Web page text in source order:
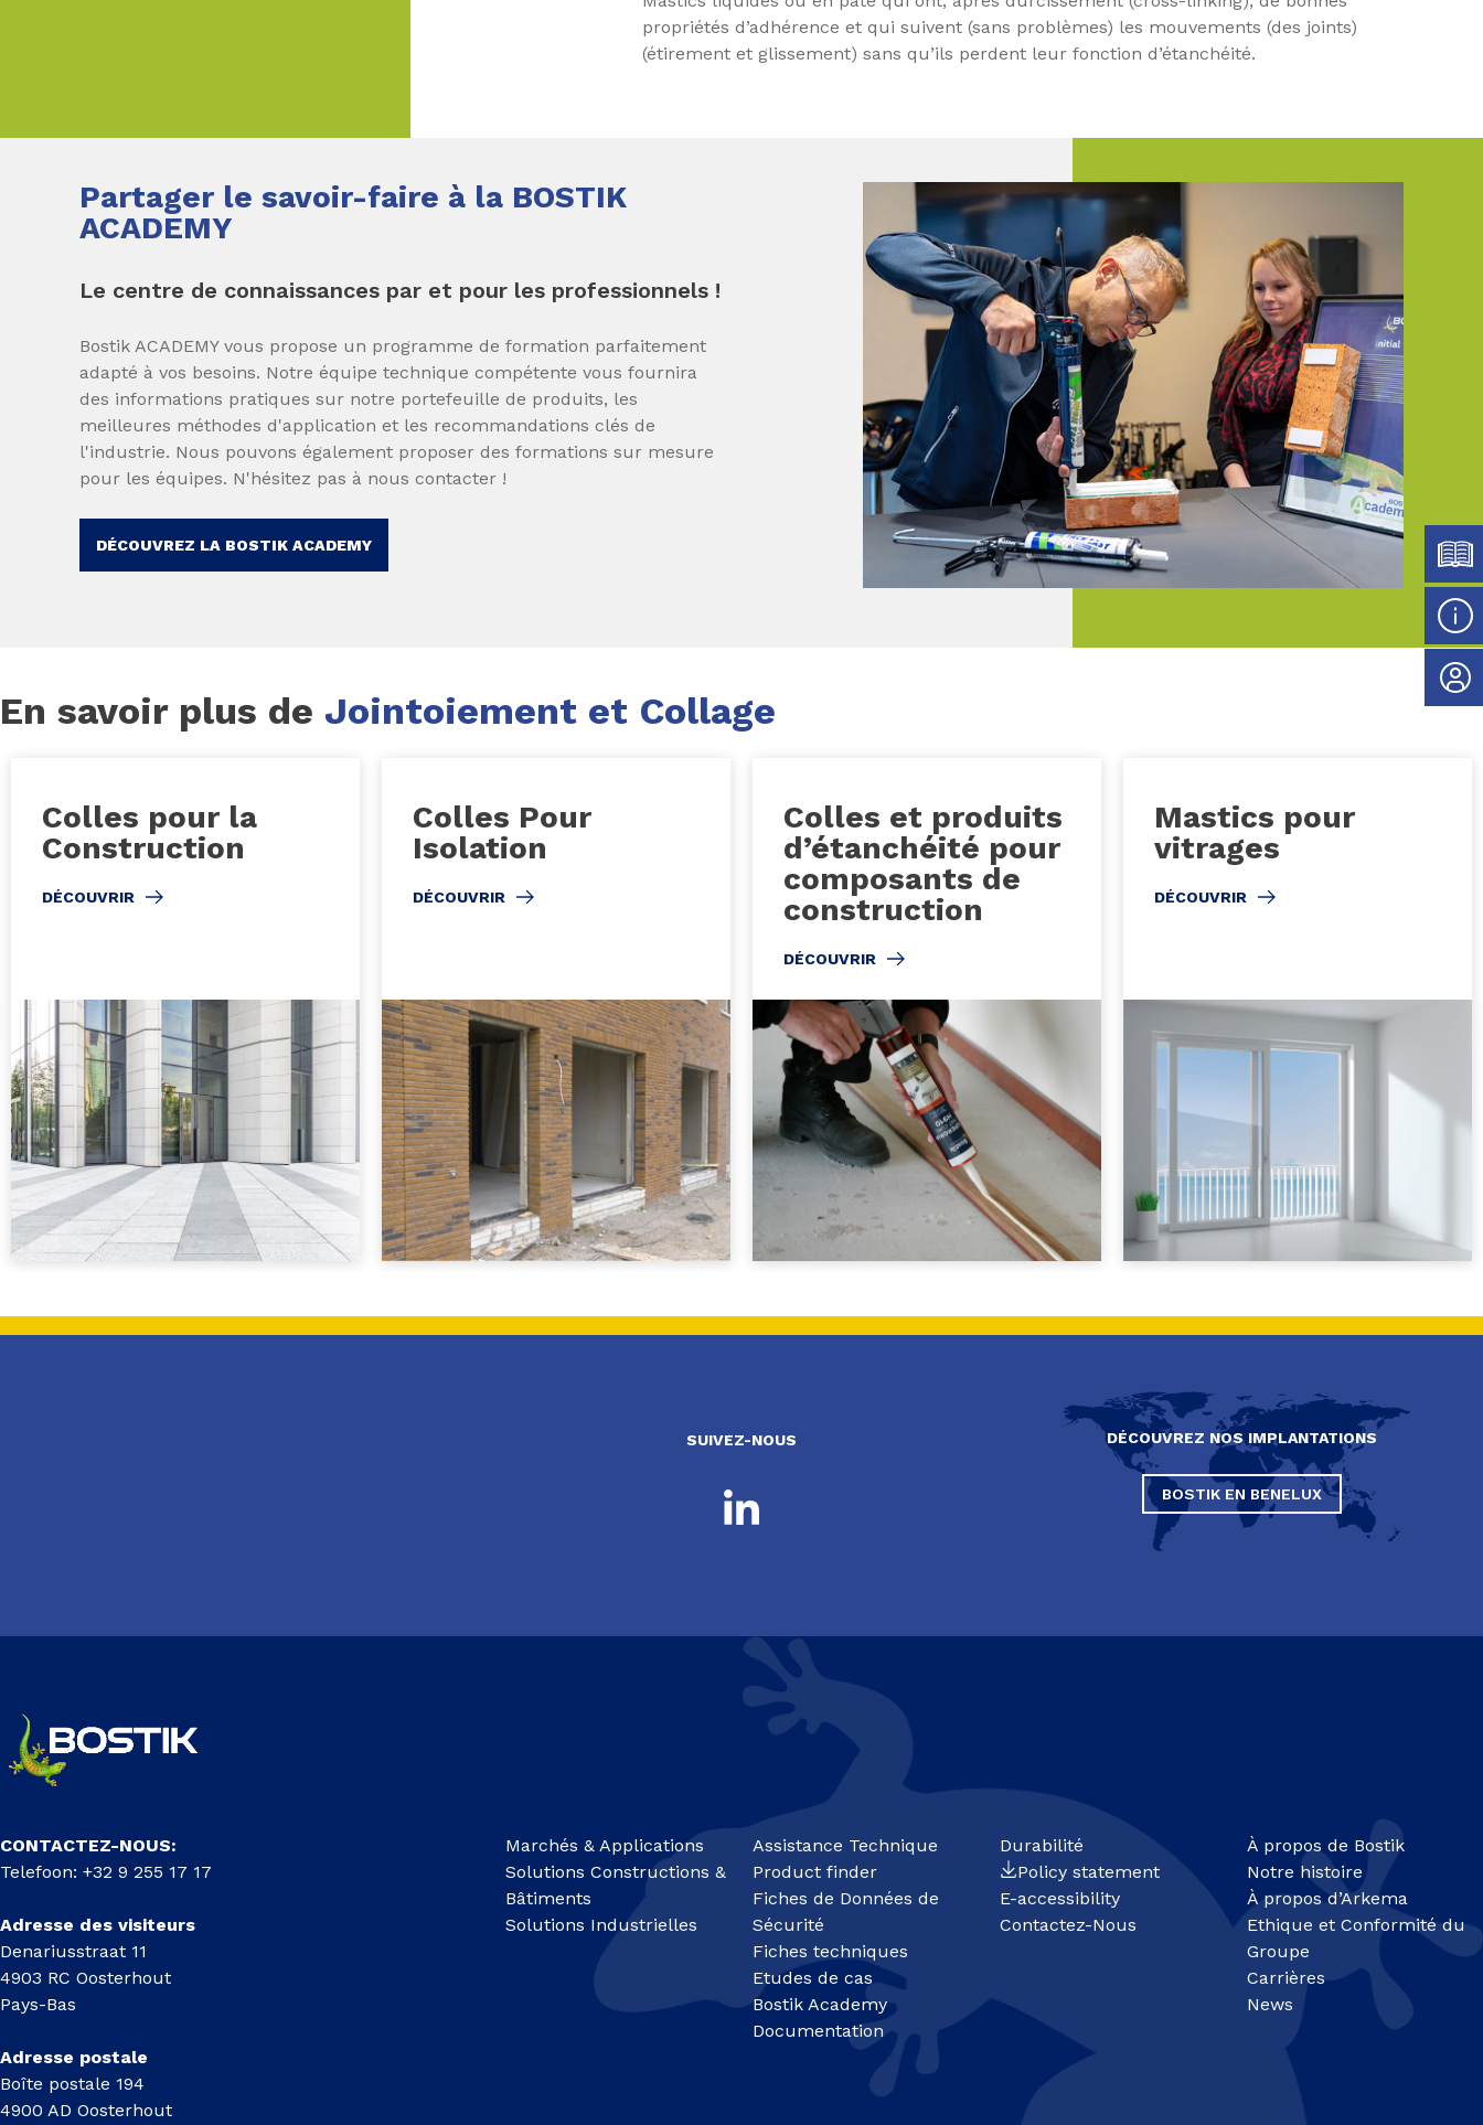
propriétés d’adhérence et qui suivent (sans problèmes) les mouvements (des joints)
(étirement et glissement) sans qu’ils perdent leur fonction d’étanchéité.
Partager le savoir-faire à la BOSTIK
ACADEMY
Le centre de connaissances par et pour les professionnels !
Bostik ACADEMY vous propose un programme de formation parfaitement
adapté à vos besoins. Notre équipe technique compétente vous fournira
des informations pratiques sur notre portefeuille de produits, les
meilleures méthodes d'application et les recommandations clés de
l'industrie. Nous pouvons également proposer des formations sur mesure
pour les équipes. N'hésitez pas à nous contacter !
DÉCOUVREZ LA BOSTIK ACADEMY
En savoir plus de Jointoiement et Collage
Colles pour la
Construction
DÉCOUVRIR
Colles Pour
Isolation
DÉCOUVRIR
Colles et produits
d’étanchéité pour
composants de
construction
DÉCOUVRIR
Mastics pour
vitrages
DÉCOUVRIR
SUIVEZ-NOUS DÉCOUVREZ NOS IMPLANTATIONS
BOSTIK EN BENELUX
CONTACTEZ-NOUS:
Telefoon: +32 9 255 17 17
Adresse des visiteurs
Denariusstraat 11
4903 RC Oosterhout
Pays-Bas
Adresse postale
Boîte postale 194
4900 AD Oosterhout
Marchés & Applications
Solutions Constructions &
Bâtiments
Solutions Industrielles
Assistance Technique
Product finder
Fiches de Données de
Sécurité
Fiches techniques
Etudes de cas
Bostik Academy
Documentation
Durabilité
Policy statement
E-accessibility
Contactez-Nous
À propos de Bostik
Notre histoire
À propos d’Arkema
Ethique et Conformité du
Groupe
Carrières
News